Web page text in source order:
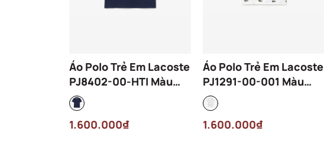
Áo Polo Trẻ Em Lacoste
PJ8402-00-HTI Màu
Xanh Navy
1.600.000₫
Áo Polo Trẻ Em Lacoste
PJ1291-00-001 Màu
Trắng
1.600.000₫